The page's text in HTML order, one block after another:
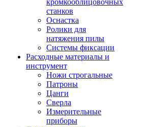
кромкооблицовочных
станков
Оснастка
Ролики для
натяжения пилы
Системы фиксации
Расходные материалы и
инструмент
Ножи строгальные
Патроны
Цанги
Сверла
Измерительные
приборы